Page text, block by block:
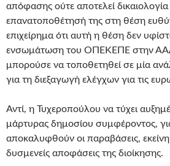
απόφασης ούτε αποτελεί
επανατοποθέτησή της στη θέση
επιχείρημα ότι αυτή η θέση δεν
ενσωμάτωση του ΟΠΕΚΕΠΕ στην
μπορούσε να τοποθετηθεί σε μία
για τη διεξαγωγή ελέγχων για τις
Αντί, η Τυχεροπούλου να τύχει
μάρτυρας δημοσίου συμφέροντος,
αποκαλυφθούν οι παραβάσεις, εκείνη
δυσμενείς αποφάσεις της διοίκησης.